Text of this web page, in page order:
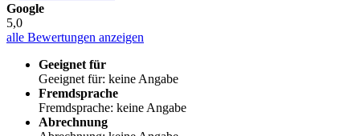
Google
5,0
alle Bewertungen anzeigen
Geeignet für
Geeignet für: keine Angabe
Fremdsprache
Fremdsprache: keine Angabe
Abrechnung